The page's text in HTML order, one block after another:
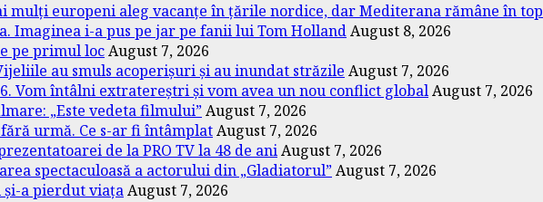
europeni aleg vacanțe în țările nordice, dar Mediterana rămâne în top
Imaginea i-a pus pe jar pe fanii lui Tom HollandAugust 8, 2026
pe primul locAugust 7, 2026
au smuls acoperișuri și au inundat străzile August 7, 2026
Vom întâlni extratereștri și vom avea un nou conflict globalAugust 7, 2026
„Este vedeta filmului”August 7, 2026
urmă. Ce s-ar fi întâmplatAugust 7, 2026
de la PRO TV la 48 de aniAugust 7, 2026
spectaculoasă a actorului din „Gladiatorul”August 7, 2026
și-a pierdut viațaAugust 7, 2026